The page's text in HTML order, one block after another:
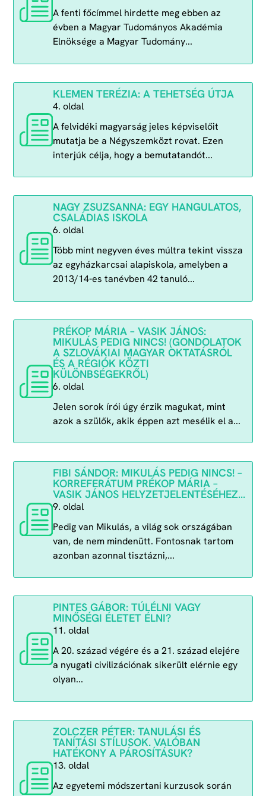
A fenti főcímmel hirdette meg ebben az
évben a Magyar Tudományos Akadémia
Elnöksége a Magyar Tudomány...
KLEMEN TERÉZIA: A TEHETSÉG ÚTJA
4. oldal
A felvidéki magyarság jeles képviselőit
mutatja be a Négyszemközt rovat. Ezen
interjúk célja, hogy a bemutatandót...
NAGY ZSUZSANNA: EGY HANGULATOS,
CSALÁDIAS ISKOLA
6. oldal
Több mint negyven éves múltra tekint vissza
az egyházkarcsai alapiskola, amelyben a
2013/14-es tanévben 42 tanuló...
PRÉKOP MÁRIA – VASIK JÁNOS:
MIKULÁS PEDIG NINCS! (GONDOLATOK
A SZLOVÁKIAI MAGYAR OKTATÁSRÓL
ÉS A RÉGIÓK KÖZTI
KÜLÖNBSÉGEKRŐL)
6. oldal
Jelen sorok írói úgy érzik magukat, mint
azok a szülők, akik éppen azt mesélik el a...
FIBI SÁNDOR: MIKULÁS PEDIG NINCS! –
KORREFERÁTUM PRÉKOP MÁRIA –
VASIK JÁNOS HELYZETJELENTÉSÉHEZ…
9. oldal
Pedig van Mikulás, a világ sok országában
van, de nem mindenütt. Fontosnak tartom
azonban azonnal tisztázni,...
PINTES GÁBOR: TÚLÉLNI VAGY
MINŐSÉGI ÉLETET ÉLNI?
11. oldal
A 20. század végére és a 21. század elejére
a nyugati civilizációnak sikerült elérnie egy
olyan...
ZOLCZER PÉTER: TANULÁSI ÉS
TANÍTÁSI STÍLUSOK. VALÓBAN
HATÉKONY A PÁROSÍTÁSUK?
13. oldal
Az egyetemi módszertani kurzusok során